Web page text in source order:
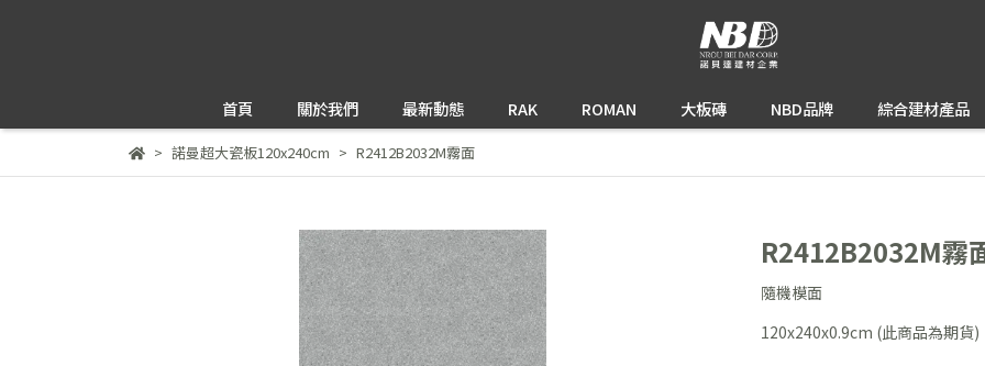
首頁 關於我們 最新動態 RAK ROMAN 大板磚 NBD品牌 綜合建材產品
諾曼超大瓷板120x240cm R2412B2032M霧面
R2412B2032M霧
隨機模面
120x240x0.9cm (此商品為期貨)